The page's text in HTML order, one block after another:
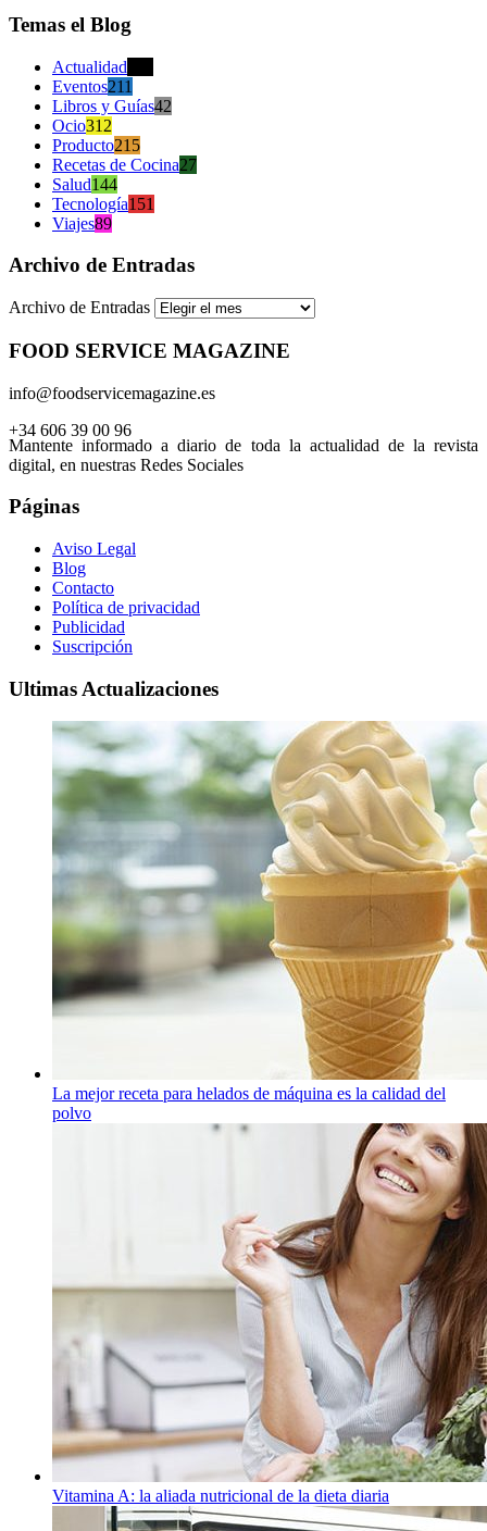
Temas el Blog
Actualidad
Eventos211
Libros y Guías42
Ocio312
Producto215
Recetas de Cocina27
Salud144
Tecnología151
Viajes89
Archivo de Entradas
Archivo de Entradas
FOOD SERVICE MAGAZINE
info@foodservicemagazine.es
+34 606 39 00 96
Mantente informado a diario de toda la actualidad de la revista
digital, en nuestras Redes Sociales
Páginas
Aviso Legal
Blog
Contacto
Política de privacidad
Publicidad
Suscripción
Ultimas Actualizaciones
La mejor receta para helados de máquina es la calidad del
polvo
Vitamina A: la aliada nutricional de la dieta diaria